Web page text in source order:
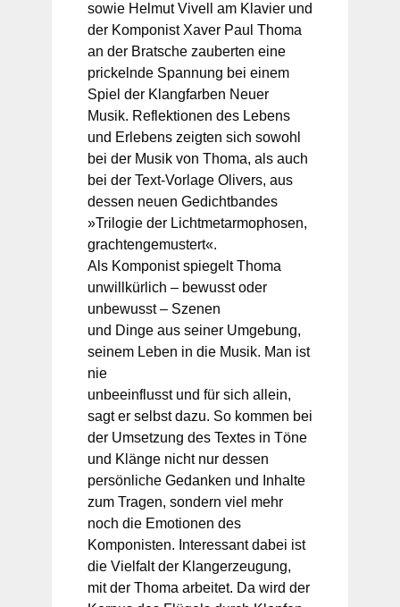
sowie Helmut Vivell am Klavier und
der Komponist Xaver Paul Thoma
an der Bratsche zauberten eine
prickelnde Spannung bei einem
Spiel der Klangfarben Neuer
Musik. Reflektionen des Lebens
und Erlebens zeigten sich sowohl
bei der Musik von Thoma, als auch
bei der Text-Vorlage Olivers, aus
dessen neuen Gedichtbandes
»Trilogie der Lichtmetarmophosen,
grachtengemustert«.
Als Komponist spiegelt Thoma
unwillkürlich – bewusst oder
unbewusst – Szenen
und Dinge aus seiner Umgebung,
seinem Leben in die Musik. Man ist
nie
unbeeinflusst und für sich allein,
sagt er selbst dazu. So kommen bei
der Umsetzung des Textes in Töne
und Klänge nicht nur dessen
persönliche Gedanken und Inhalte
zum Tragen, sondern viel mehr
noch die Emotionen des
Komponisten. Interessant dabei ist
die Vielfalt der Klangerzeugung,
mit der Thoma arbeitet. Da wird der